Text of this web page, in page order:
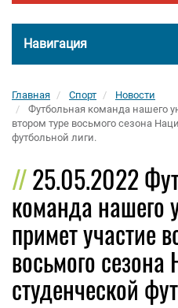
Навигация
Главная Спорт
Новости
Футбольная команда нашего
втором туре восьмого сезона
футбольной лиги.
25.05.2022
команда нашего
примет участие
восьмого
студенческой